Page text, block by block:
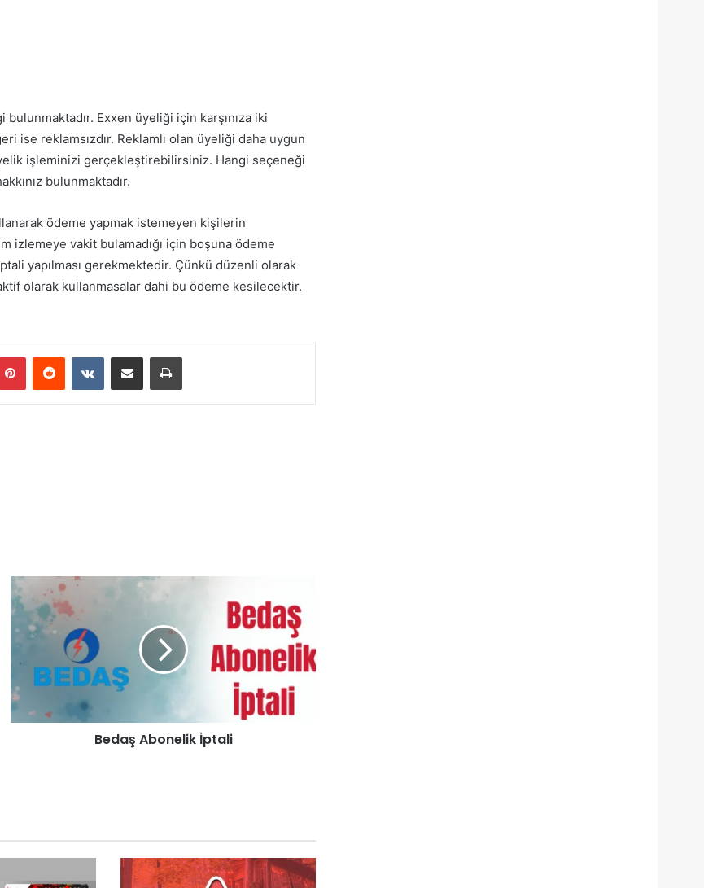
Exxen üyeliği için karşınıza iki
ise reklamsızdır. Reklamlı olan üyeliği daha uygun
işleminizi gerçekleştirebilirsiniz. Hangi seçeneği
bulunmaktadır.
ödeme yapmak istemeyen kişilerin
izlemeye vakit bulamadığı için boşuna ödeme
yapılması gerekmektedir. Çünkü düzenli olarak
olarak kullanmasalar dahi bu ödeme kesilecektir.
PinterestReddit VKontakteE-Posta ile paylaş Yazdır
Bedaş Abonelik İptali